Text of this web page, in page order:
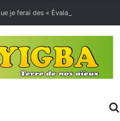
je ferai des « Évalas »